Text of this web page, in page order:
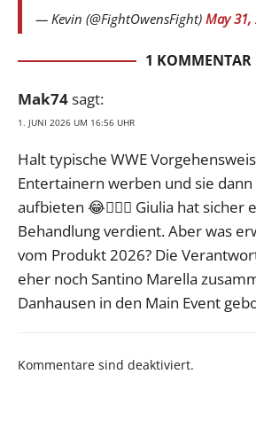
— Kevin (@FightOwensFight) May 31,
1 KOMMENTAR
Mak74sagt:
1. JUNI 2026 UM 16:56 UHR
Halt typische WWE
Entertainern werben und sie
aufbieten 😂🤷🏻‍♂️ Giulia hat sicher
Behandlung verdient. Aber was
vom Produkt 2026? Die
eher noch Santino Marella
Danhausen in den Main Event
Kommentare sind deaktiviert.